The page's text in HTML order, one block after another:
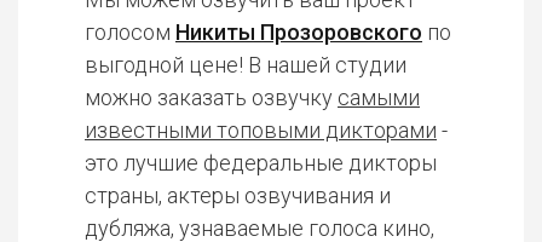
голосом Никиты Прозоровского по
выгодной цене! В нашей студии
можно заказать озвучку самыми
известными топовыми дикторами -
это лучшие федеральные дикторы
страны, актеры озвучивания и
дубляжа, узнаваемые голоса кино,